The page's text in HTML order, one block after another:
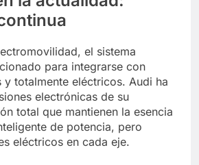
el sistema
para integrarse con
totalmente eléctricos. Audi ha
electrónicas de su
total que mantienen la esencia
de potencia, pero
eléctricos en cada eje.